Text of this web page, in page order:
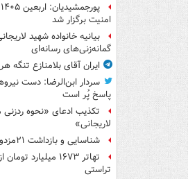
امنیت برگزار شد
بیانیه خانواده شهید
گمانه‌زنی‌های رسانه‌ای
ایران آقای بلامنازع تنگه
سردار ابن‌الرضا: دست
پاسخ پُر است
تکذیب ادعای «نحوه
لاریجانی»
شناسایی و بازداشت ۲۱مزدور موساد در کرمان
تهاتر ۱۶۷۳
تراستی